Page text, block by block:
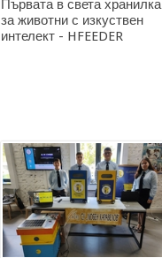
Първата в света хранилка
за животни с изкуствен
интелект - HFEEDER